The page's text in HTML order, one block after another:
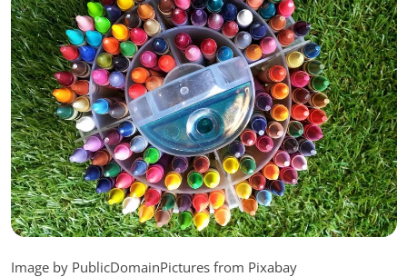
Image by PublicDomainPictures from Pixabay